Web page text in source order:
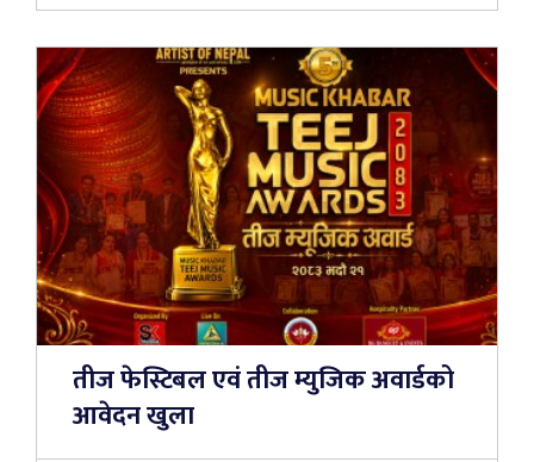
तीज फेस्टिबल एवं तीज म्युजिक अवार्डको
आवेदन खुला